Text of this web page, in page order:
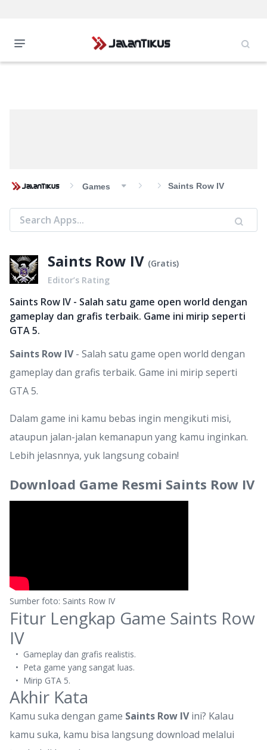
Games Saints Row IV
Saints Row IV (Gratis)
Editor’s Rating
Saints Row IV - Salah satu game open world dengan
gameplay dan grafis terbaik. Game ini mirip seperti
GTA 5.
Saints Row IV- Salah satu game open world dengan
gameplay dan grafis terbaik. Game ini mirip seperti
GTA 5.
Dalam game ini kamu bebas ingin mengikuti misi,
ataupun jalan-jalan kemanapun yang kamu inginkan.
Lebih jelasnnya, yuk langsung cobain!
Download Game Resmi Saints Row IV
Sumber foto: Saints Row IV
Fitur Lengkap Game Saints Row
IV
Gameplay dan grafis realistis.
Peta game yang sangat luas.
Mirip GTA 5.
Akhir Kata
Kamu suka dengan game Saints Row IVini? Kalau
kamu suka, kamu bisa langsung download melalui